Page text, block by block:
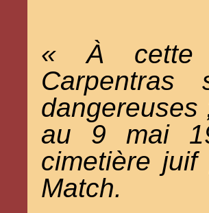
« À cette
au 9 mai
cimetière
Match.